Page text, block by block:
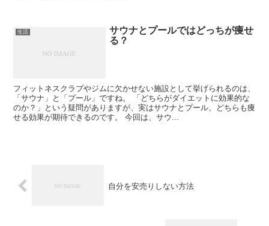
生活
サウナとプールではどっちが痩せ
る？
フィットネスクラブやジムに欠かせない施設として挙げられるのは、
「サウナ」と「プール」ですね。 「どちらがダイエットに効果的な
のか？」という疑問がありますが、実はサウナとプール、どちらも痩
せる効果が期待できるのです。 今回は、サウ...
自分を安売りしない方法